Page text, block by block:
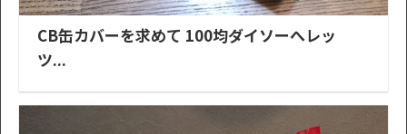
CB缶カバーを求めて 100均ダイソーへレッ
ツ...